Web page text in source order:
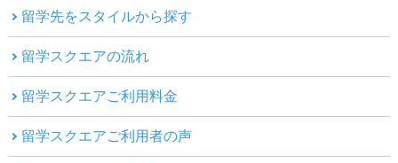
留学先をスタイルから探す
留学スクエアの流れ
留学スクエアご利用料金
留学スクエアご利用者の声